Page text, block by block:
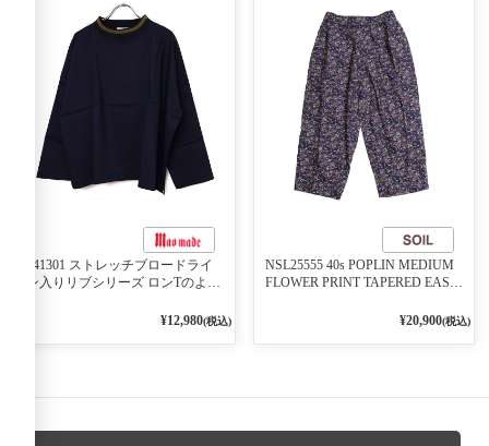
541301 ストレッチブロードライ
ン入りリブシリーズ ロンTのよう
プルオーバー 79ネイビー¥12,980(税込)
NSL25555 40s POPLIN MEDIUM
FLOWER PRINT TAPERED EASY
¥20,900(税込)